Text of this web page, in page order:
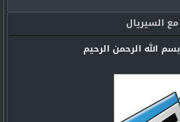
بسم الله الرحمن الرحيم